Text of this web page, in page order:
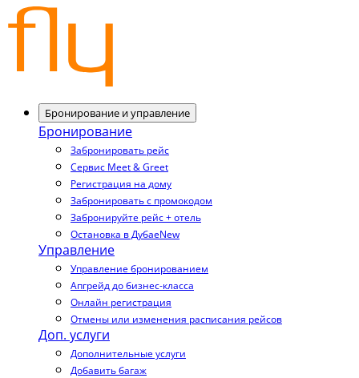
Бронирование и управление
Бронирование
Забронировать рейс
Сервис Meet & Greet
Регистрация на дому
Забронировать с промокодом
Забронируйте рейс + отель
Остановка в ДубаеNew
Управление
Управление бронированием
Апгрейд до бизнес-класса
Онлайн регистрация
Отмены или изменения расписания рейсов
Доп. услуги
Дополнительные услуги
Добавить багаж